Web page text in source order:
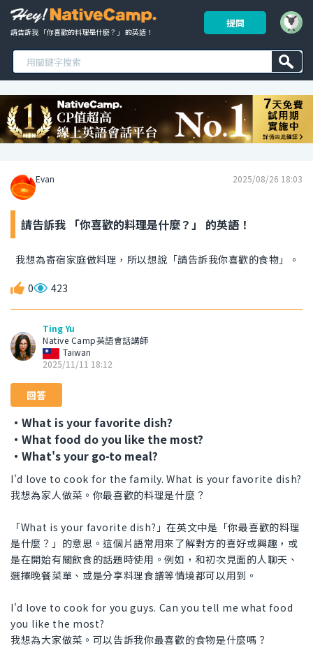
請告訴我 「你喜歡的料理是什麼？」 的英語！
提問
Evan 2025/08/26 18:03
請告訴我 「你喜歡的料理是什麼？」 的英語！
我想為寄宿家庭做料理，所以想說「請告訴我你喜歡的食物」。
0 423
Ting Yu
Native Camp英語會話講師
Taiwan
2025/11/11 18:12
回答
・What is your favorite dish?
・What food do you like the most?
・What's your go-to meal?
I'd love to cook for the family. What is your favorite dish?
我想為家人做菜。你最喜歡的料理是什麼？
「What is your favorite dish?」在英文中是「你最喜歡的料理
是什麼？」的意思。這個片語常用來了解對方的喜好或興趣，或
是在開始有關飲食的話題時使用。例如，和初次見面的人聊天、
選擇晚餐菜單、或是分享料理食譜等情境都可以用到。
I'd love to cook for you guys. Can you tell me what food
you like the most?
我想為大家做菜。可以告訴我你最喜歡的食物是什麼嗎？